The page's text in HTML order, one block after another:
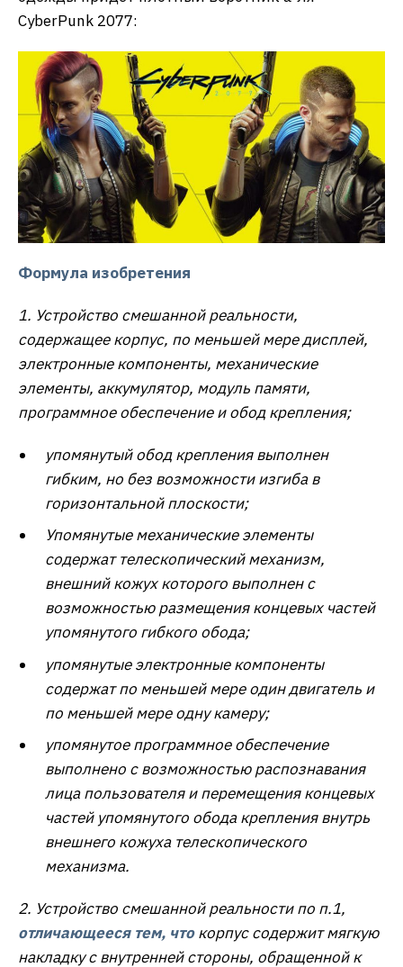
CyberPunk 2077:
Формула изобретения
1. Устройство смешанной реальности,
содержащее корпус, по меньшей мере дисплей,
электронные компоненты, механические
элементы, аккумулятор, модуль памяти,
программное обеспечение и обод крепления;
упомянутый обод крепления выполнен
гибким, но без возможности изгиба в
горизонтальной плоскости;
Упомянутые механические элементы
содержат телескопический механизм,
внешний кожух которого выполнен с
возможностью размещения концевых частей
упомянутого гибкого обода;
упомянутые электронные компоненты
содержат по меньшей мере один двигатель и
по меньшей мере одну камеру;
упомянутое программное обеспечение
выполнено с возможностью распознавания
лица пользователя и перемещения концевых
частей упомянутого обода крепления внутрь
внешнего кожуха телескопического
механизма.
2. Устройство смешанной реальности по п.1,
отличающееся тем, чтокорпус содержит мягкую
накладку с внутренней стороны, обращенной к